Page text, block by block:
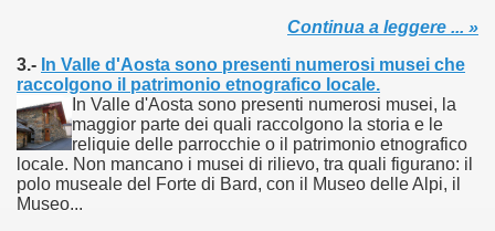
Continua a leggere ... »
3.- In Valle d'Aosta sono presenti numerosi musei che
raccolgono il patrimonio etnografico locale.
In Valle d'Aosta sono presenti numerosi musei, la
maggior parte dei quali raccolgono la storia e le
reliquie delle parrocchie o il patrimonio etnografico
locale. Non mancano i musei di rilievo, tra quali figurano: il
polo museale del Forte di Bard, con il Museo delle Alpi, il
Museo...